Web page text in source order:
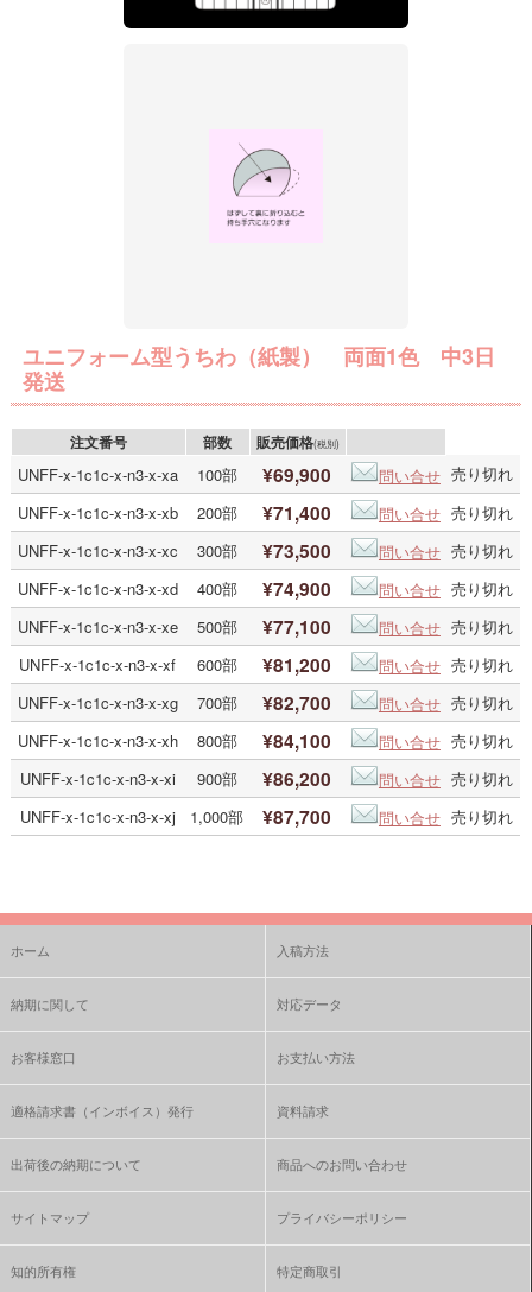
ユニフォーム型うちわ（紙製） 両面1色 中3日
発送
注文番号 部数 販売価格(税別)
UNFF-x-1c1c-x-n3-x-xa 100部 ¥69,900 問い合せ 売り切れ
UNFF-x-1c1c-x-n3-x-xb
200部 ¥71,400 問い合せ 売り切れ
UNFF-x-1c1c-x-n3-x-xc
300部 ¥73,500 問い合せ 売り切れ
UNFF-x-1c1c-x-n3-x-xd
400部 ¥74,900 問い合せ 売り切れ
UNFF-x-1c1c-x-n3-x-xe
500部 ¥77,100 問い合せ 売り切れ
UNFF-x-1c1c-x-n3-x-xf
600部 ¥81,200 問い合せ 売り切れ
UNFF-x-1c1c-x-n3-x-xg
700部 ¥82,700 問い合せ 売り切れ
UNFF-x-1c1c-x-n3-x-xh
800部 ¥84,100 問い合せ 売り切れ
UNFF-x-1c1c-x-n3-x-xi
900部 ¥86,200 問い合せ 売り切れ
UNFF-x-1c1c-x-n3-x-xj
1,000部 ¥87,700 問い合せ 売り切れ
ホーム 入稿方法
納期に関して 対応データ
お客様窓口 お支払い方法
適格請求書（インボイス）発行 資料請求
出荷後の納期について 商品へのお問い合わせ
サイトマップ プライバシーポリシー
知的所有権 特定商取引